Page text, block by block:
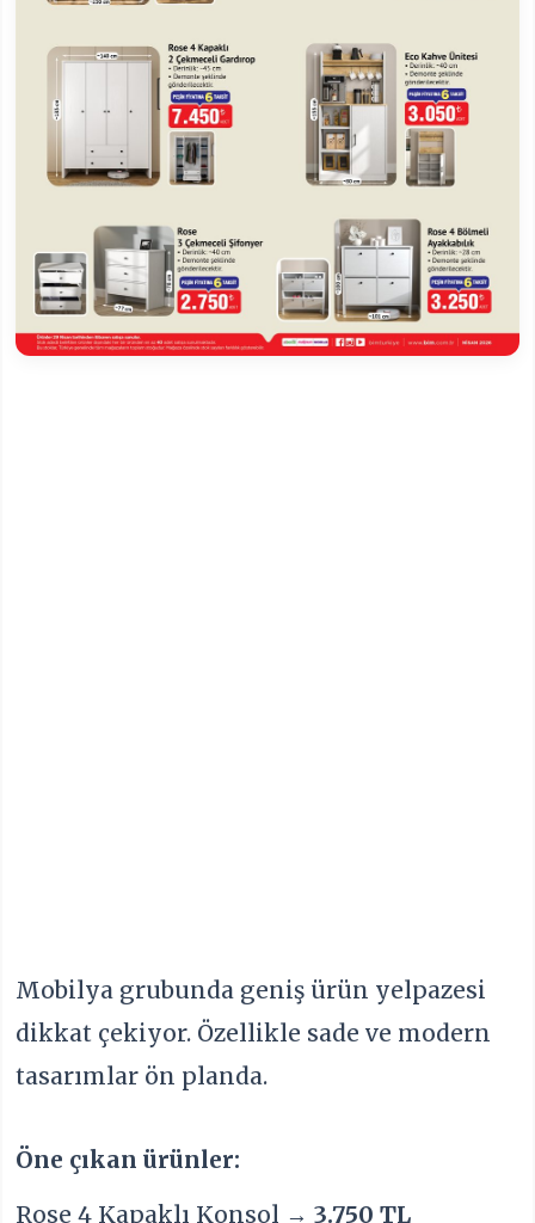
Mobilya grubunda geniş ürün yelpazesi
dikkat çekiyor. Özellikle sade ve modern
tasarımlar ön planda.
Öne çıkan ürünler:
Rose 4 Kapaklı Konsol →3.750 TL